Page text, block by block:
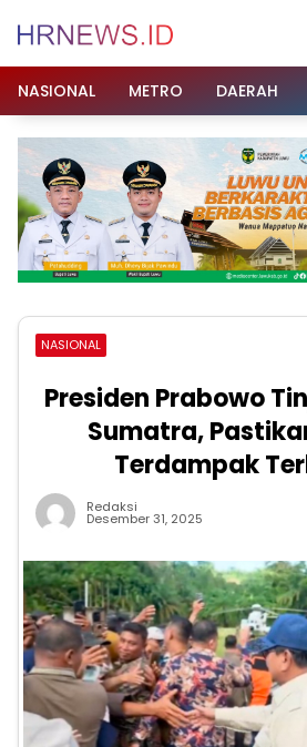
NASIONAL
METRO DAERAH
NASIONAL
Presiden Prabowo
Sumatra,
Terdampak
Redaksi
Desember 31, 2025